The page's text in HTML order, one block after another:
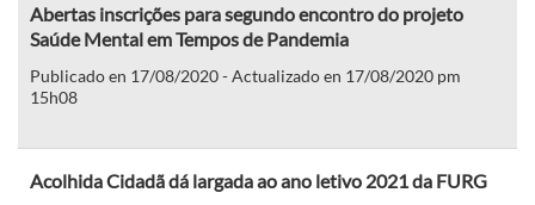
Abertas inscrições para segundo encontro do projeto
Saúde Mental em Tempos de Pandemia
Publicado en 17/08/2020 - Actualizado en 17/08/2020 pm
15h08
Acolhida Cidadã dá largada ao ano letivo 2021 da FURG